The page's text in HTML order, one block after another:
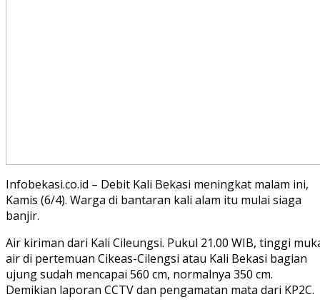
Infobekasi.co.id – Debit Kali Bekasi meningkat malam ini,
Kamis (6/4). Warga di bantaran kali alam itu mulai siaga
banjir.
Air kiriman dari Kali Cileungsi. Pukul 21.00 WIB, tinggi
air di pertemuan Cikeas-Cilengsi atau Kali Bekasi bagian
ujung sudah mencapai 560 cm, normalnya 350 cm.
Demikian laporan CCTV dan pengamatan mata dari KP2C.